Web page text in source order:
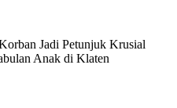
Jadi Petunjuk Krusial
Anak di Klaten